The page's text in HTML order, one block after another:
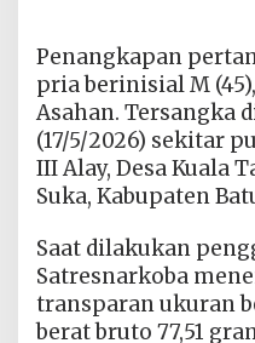
Penangkapan
pria berinisial M
Asahan. Tersangka
(17/5/2026) sekitar
III Alay, Desa Kuala
Suka, Kabupaten
Saat dilakukan
Satresnarkoba
transparan ukuran
berat bruto 77,51